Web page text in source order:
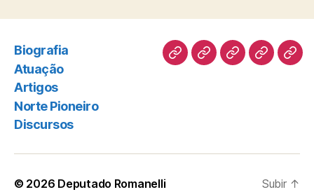
Biografia
Atuação
Artigos
Norte Pioneiro
Discursos
BiografiaAtuaçãoArtigosNorte
© 2026 Deputado Romanelli Subir ↑